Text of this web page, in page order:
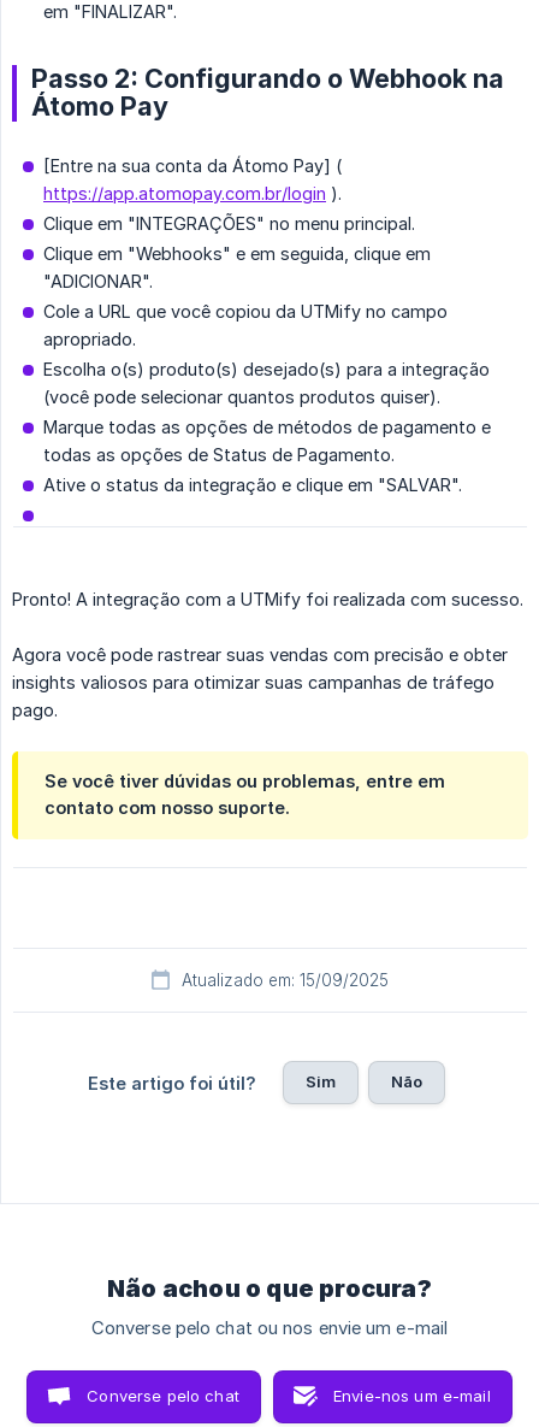
em "FINALIZAR".
Passo 2: Configurando o Webhook na
Átomo Pay
[Entre na sua conta da Átomo Pay] (
https://app.atomopay.com.br/login ).
Clique em "INTEGRAÇÕES" no menu principal.
Clique em "Webhooks" e em seguida, clique em
"ADICIONAR".
Cole a URL que você copiou da UTMify no campo
apropriado.
Escolha o(s) produto(s) desejado(s) para a integração
(você pode selecionar quantos produtos quiser).
Marque todas as opções de métodos de pagamento e
todas as opções de Status de Pagamento.
Ative o status da integração e clique em "SALVAR".
Pronto! A integração com a UTMify foi realizada com sucesso.
Agora você pode rastrear suas vendas com precisão e obter
insights valiosos para otimizar suas campanhas de tráfego
pago.
Se você tiver dúvidas ou problemas, entre em
contato com nosso suporte.
Atualizado em: 15/09/2025
Este artigo foi útil? Sim Não
Não achou o que procura?
Converse pelo chat ou nos envie um e-mail
Converse pelo chat Envie-nos um e-mail